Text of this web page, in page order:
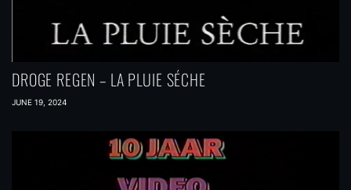
DROGE REGEN – LA PLUIE SÉCHE
JUNE 19, 2024